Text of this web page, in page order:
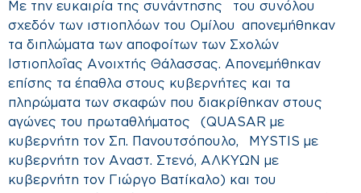
Με την ευκαιρία της συνάντησης του συνόλου
σχεδόν των ιστιοπλόων του Ομίλου απονεμήθηκαν
τα διπλώματα των αποφοίτων των Σχολών
Ιστιοπλοΐας Ανοιχτής Θάλασσας. Απονεμήθηκαν
επίσης τα έπαθλα στους κυβερνήτες και τα
πληρώματα των σκαφών που διακρίθηκαν στους
αγώνες του πρωταθλήματος (QUASAR με
κυβερνήτη τον Σπ. Πανουτσόπουλο, MYSTIS με
κυβερνήτη τον Αναστ. Στενό, ΑΛΚΥΩΝ με
κυβερνήτη τον Γιώργο Βατίκαλο) και του